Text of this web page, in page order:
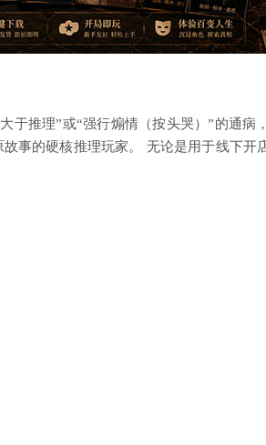
于推理”或“强行煽情（按头哭）”的通病
事的硬核推理玩家。 无论是用于线下开